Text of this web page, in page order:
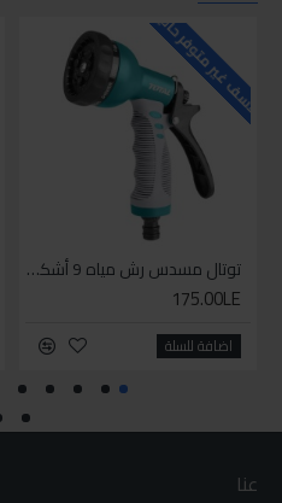
للاسف غير متوفر حاليا
توتال مسدس رش مياه 9 أشكال
175.00LE
اضافة للسلة
عنا